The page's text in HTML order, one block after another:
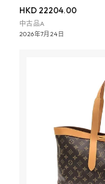
HKD 22204.00
中古品A
2026年7月24日